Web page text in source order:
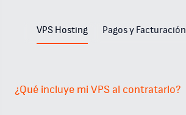
VPS Hosting Pagos y Facturación
¿Qué incluye mi VPS al contratarlo?